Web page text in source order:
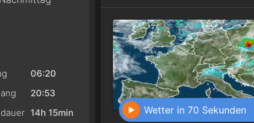
06:20
20:53
14h 15min Wetter in 70 Sekunden